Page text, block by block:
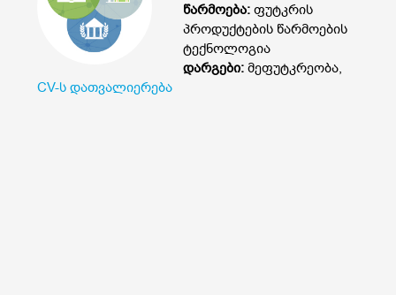
წარმოება: ფუტკრის
პროდუქტების წარმოების
ტექნოლოგია
დარგები: მეფუტკრეობა,
CV-ს დათვალიერება